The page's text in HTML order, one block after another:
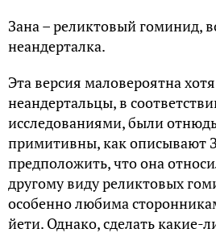
Зана – реликтовый гоминид,
неандерталка.
Эта версия маловероятна
неандертальцы, в
исследованиями, были
примитивны, как описывают
предположить, что она
другому виду реликтовых
особенно любима
йети. Однако, сделать какие-